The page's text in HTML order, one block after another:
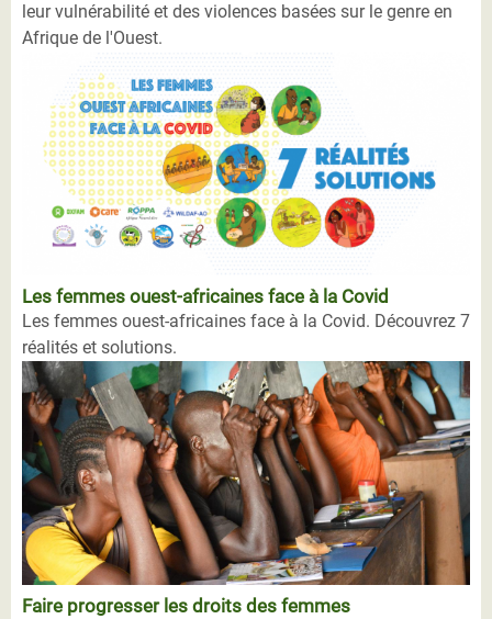
leur vulnérabilité et des violences basées sur le genre en
Afrique de l'Ouest.
Les femmes ouest-africaines face à la Covid
Les femmes ouest-africaines face à la Covid. Découvrez 7
réalités et solutions.
Faire progresser les droits des femmes